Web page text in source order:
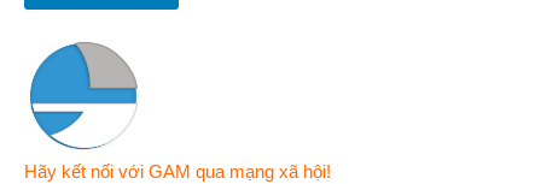
Hãy kết nối với GAM qua mạng xã hội!